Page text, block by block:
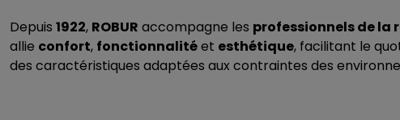
Depuis 1922, ROBUR accompagne les professionnels de la
allie confort, fonctionnalitéet esthétique, facilitant le
des caractéristiques adaptées aux contraintes des